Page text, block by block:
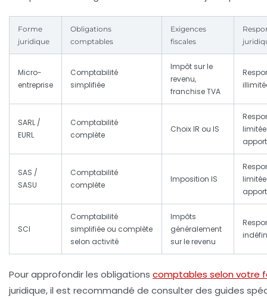
Forme
juridique
Obligations
comptables
Exigences
fiscales
Micro-
entreprise
Comptabilité
simplifiée
Impôt sur le
revenu,
franchise TVA
SARL /
EURL
Comptabilité
complète
Choix IR ou IS
SAS /
SASU
Comptabilité
complète
Imposition IS
SCI
Comptabilité
simplifiée ou complète
selon activité
Impôts
généralement
sur le revenu
Pour approfondir les obligations comptables selon votre
juridique, il est recommandé de consulter des guides